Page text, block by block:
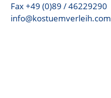
Fax +49 (0)89 / 46229290
info@kostuemverleih.com